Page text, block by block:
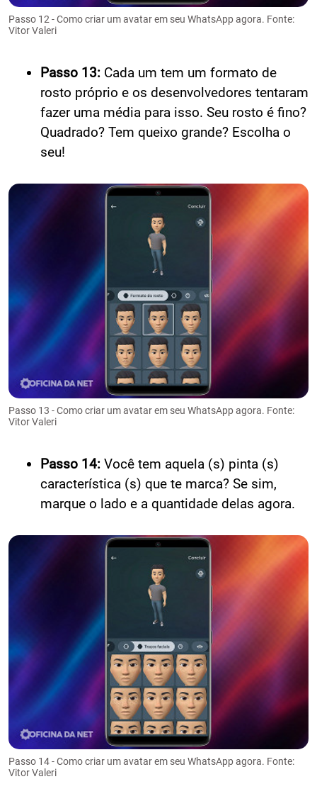
Passo 12 - Como criar um avatar em seu WhatsApp agora. Fonte:
Vitor Valeri
Passo 13: Cada um tem um formato de
rosto próprio e os desenvolvedores tentaram
fazer uma média para isso. Seu rosto é fino?
Quadrado? Tem queixo grande? Escolha o
seu!
Passo 13 - Como criar um avatar em seu WhatsApp agora. Fonte:
Vitor Valeri
Passo 14: Você tem aquela (s) pinta (s)
característica (s) que te marca? Se sim,
marque o lado e a quantidade delas agora.
Passo 14 - Como criar um avatar em seu WhatsApp agora. Fonte:
Vitor Valeri